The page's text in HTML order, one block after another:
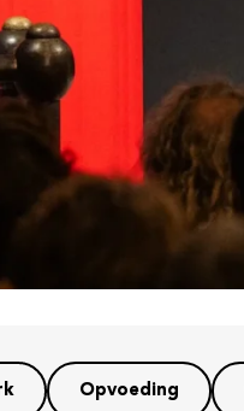
Opvoeding